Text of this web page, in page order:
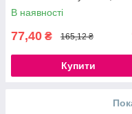
мл.
В наявності
77,40 ₴ 165,12 ₴
Купити